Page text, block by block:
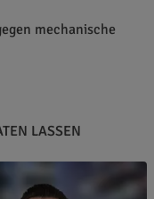
mechanische
LASSEN